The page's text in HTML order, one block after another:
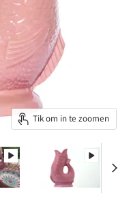
Tik om in te zoomen